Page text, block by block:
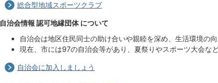
総合型地域スポーツクラブ
自治会情報 認可地縁団体 について
自治会は地区住民同士の助け合いや親睦を深め、生活環境の
現在、市には97の自治会等があり、夏祭りやスポーツ大会な
自治会に加入しましょう